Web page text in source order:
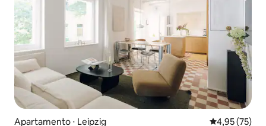
Apartamento ⋅ Leipzig 4,95 de uma
4,95 (75)